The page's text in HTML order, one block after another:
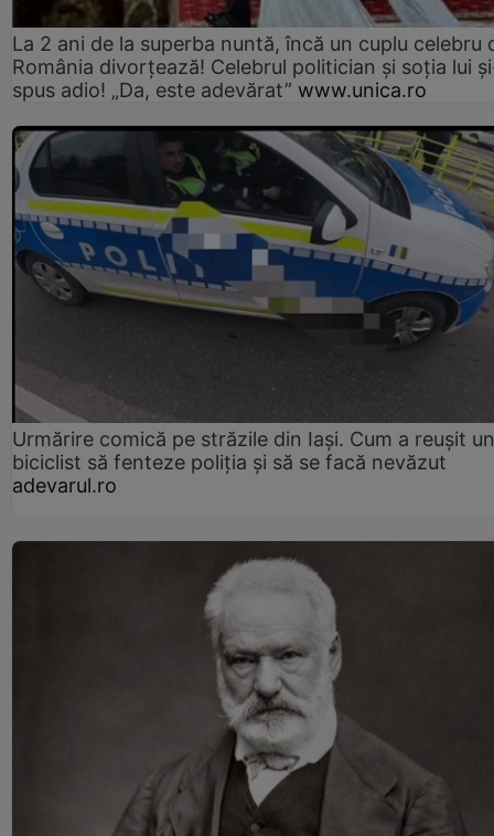
La 2 ani de la superba nuntă, încă un cuplu celebru
România divorțează! Celebrul politician și soția lui
spus adio! „Da, este adevărat” www.unica.ro
Urmărire comică pe străzile din Iași. Cum a reușit un
biciclist să fenteze poliția și să se facă nevăzut
adevarul.ro